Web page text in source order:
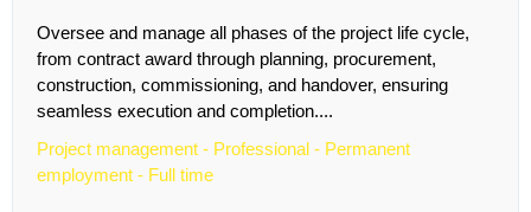
Oversee and manage all phases of the project life cycle,
from contract award through planning, procurement,
construction, commissioning, and handover, ensuring
seamless execution and completion....
Project management - Professional - Permanent
employment - Full time